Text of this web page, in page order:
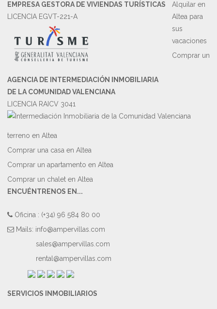
EMPRESA GESTORA DE VIVIENDAS TURÍSTICAS
LICENCIA EGVT-221-A
AGENCIA DE INTERMEDIACIÓN INMOBILIARIA
DE LA COMUNIDAD VALENCIANA
LICENCIA RAICV 3041
Alquilar en
Altea para
sus
vacaciones
Comprar un
terreno en Altea
Comprar una casa en Altea
Comprar un apartamento en Altea
Comprar un chalet en Altea
ENCUÉNTRENOS EN...
Oficina : (+34) 96 584 80 00
Mails: info@ampervillas.com
sales@ampervillas.com
rental@ampervillas.com
SERVICIOS INMOBILIARIOS